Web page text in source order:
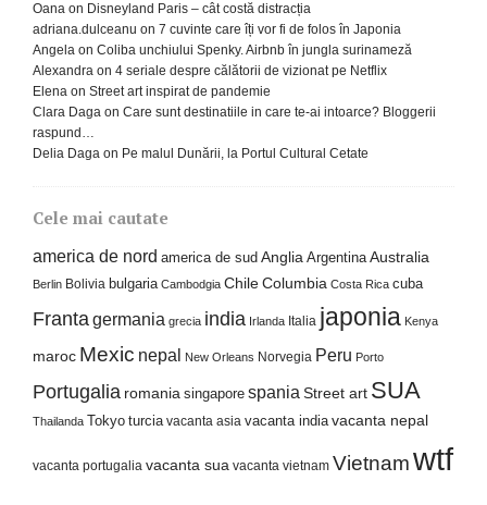
Oana on Disneyland Paris – cât costă distracția
adriana.dulceanu on 7 cuvinte care îți vor fi de folos în Japonia
Angela on Coliba unchiului Spenky. Airbnb în jungla surinameză
Alexandra on 4 seriale despre călătorii de vizionat pe Netflix
Elena on Street art inspirat de pandemie
Clara Daga on Care sunt destinatiile in care te-ai intoarce? Bloggerii
raspund…
Delia Daga on Pe malul Dunării, la Portul Cultural Cetate
Cele mai cautate
america de nord america de sud Anglia Argentina Australia
Berlin Bolivia bulgaria Cambodgia Chile Columbia Costa Rica cuba
Frantagermania grecia india Irlanda Italia japonia Kenya
maroc Mexic nepal New Orleans Norvegia Peru Porto
Portugalia romania singapore spania Street art SUA
Thailanda Tokyo turcia vacanta asia vacanta india vacanta nepal
vacanta portugalia vacanta sua vacanta vietnam Vietnamwtf